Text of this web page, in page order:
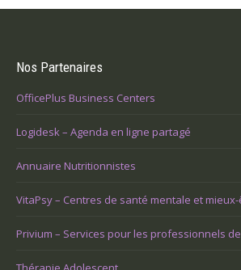
Nos Partenaires
OfficePlus Business Centers
Logidesk – Agenda en ligne partagé
Annuaire Nutritionnistes
VitaPsy – Centres de santé mentale et
Privium – Services pour les professionnels